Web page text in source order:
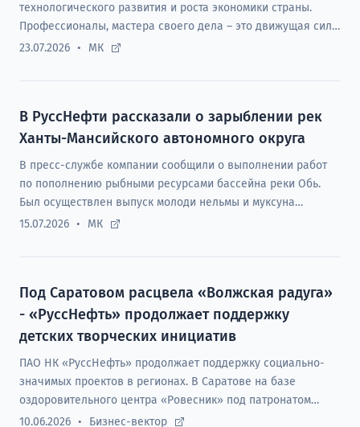
технологического развития и роста экономики страны.
Профессионалы, мастера своего дела – это движущая сила
предприятий любых отраслей экономики.
23.07.2026 МК
В РуссНефти рассказали о зарыблении рек
Ханты-Мансийского автономного округа
В пресс-службе компании сообщили о выполнении работ
по пополнению рыбными ресурсами бассейна реки Обь.
Был осуществлен выпуск молоди нельмы и муксуна
численностью 80,5 тыс. мальков.
15.07.2026 МК
Под Саратовом расцвела «Волжская радуга»
- «РуссНефть» продолжает поддержку
детских творческих инициатив
ПАО НК «РуссНефть» продолжает поддержку социально-
значимых проектов в регионах. В Саратове на базе
оздоровительного центра «Ровесник» под патронатом
Компании стартовал, ставший уже традиционным, проект
10.06.2026 Бизнес-вектор